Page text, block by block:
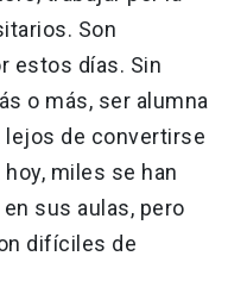
Son
estos días. Sin
o más, ser alumna
lejos de convertirse
miles se han
sus aulas, pero
difíciles de